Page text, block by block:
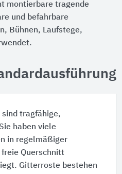
montierbare tragende
und befahrbare
Bühnen, Laufstege,
tragfähige,
haben viele
in regelmäßiger
Querschnitt
Gitterroste bestehen